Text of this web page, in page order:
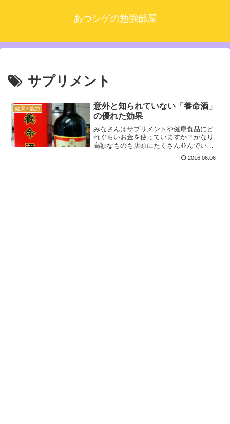
あつシゲの勉強部屋
サプリメント
健康 / 能力
意外と知られていない「養命酒」
の優れた効果
みなさんはサプリメントや健康食品にど
れぐらいお金を使っていますか？かなり
高額なものも店頭にたくさん並んでいた
康食品がいつもどおり店に陳列されると
2016.06.06